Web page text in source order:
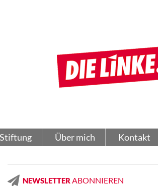
Über mich Kontakt
NEWSLETTER ABONNIEREN